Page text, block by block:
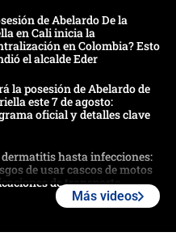
de Abelardo De la
en Cali inicia la
en Colombia? Esto
el alcalde Eder
la posesión de Abelardo de
este 7 de agosto:
oficial y detalles clave
dermatitis hasta infecciones:
de usar cascos de motos
de transporte
Más videos